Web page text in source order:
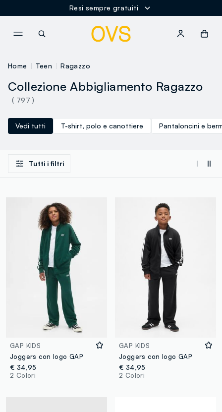
Spedizione Gratuita oltre i 60€
Home Teen Ragazzo
Collezione Abbigliamento Ragazzo
( 797 )
Vedi tutti T-shirt, polo e canottiere Pantaloncini e
Tutti i filtri
GAP KIDS
Joggers con logo GAP
€ 34,95
2 Colori
GAP KIDS
Joggers con logo GAP
€ 34,95
2 Colori